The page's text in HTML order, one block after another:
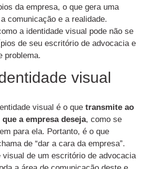
da empresa, o que gera uma
comunicação e a realidade.
a identidade visual pode não se
de seu escritório de advocacia e
problema.
visual
visual é o que transmite ao
a empresa deseja, como se
para ela. Portanto, é o que
de “dar a cara da empresa”.
visual de um escritório de advocacia